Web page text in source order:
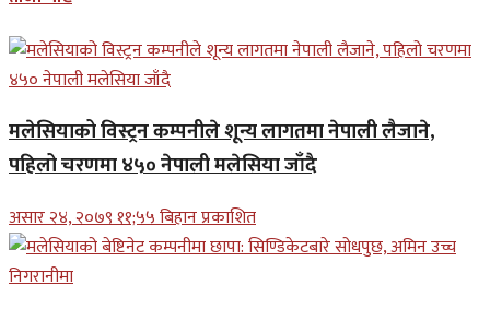
मलेसियाको विस्ट्रन कम्पनीले शून्य लागतमा नेपाली लैजाने,
पहिलो चरणमा ४५० नेपाली मलेसिया जाँदै
असार २४, २०७९ ११;५५ बिहान प्रकाशित